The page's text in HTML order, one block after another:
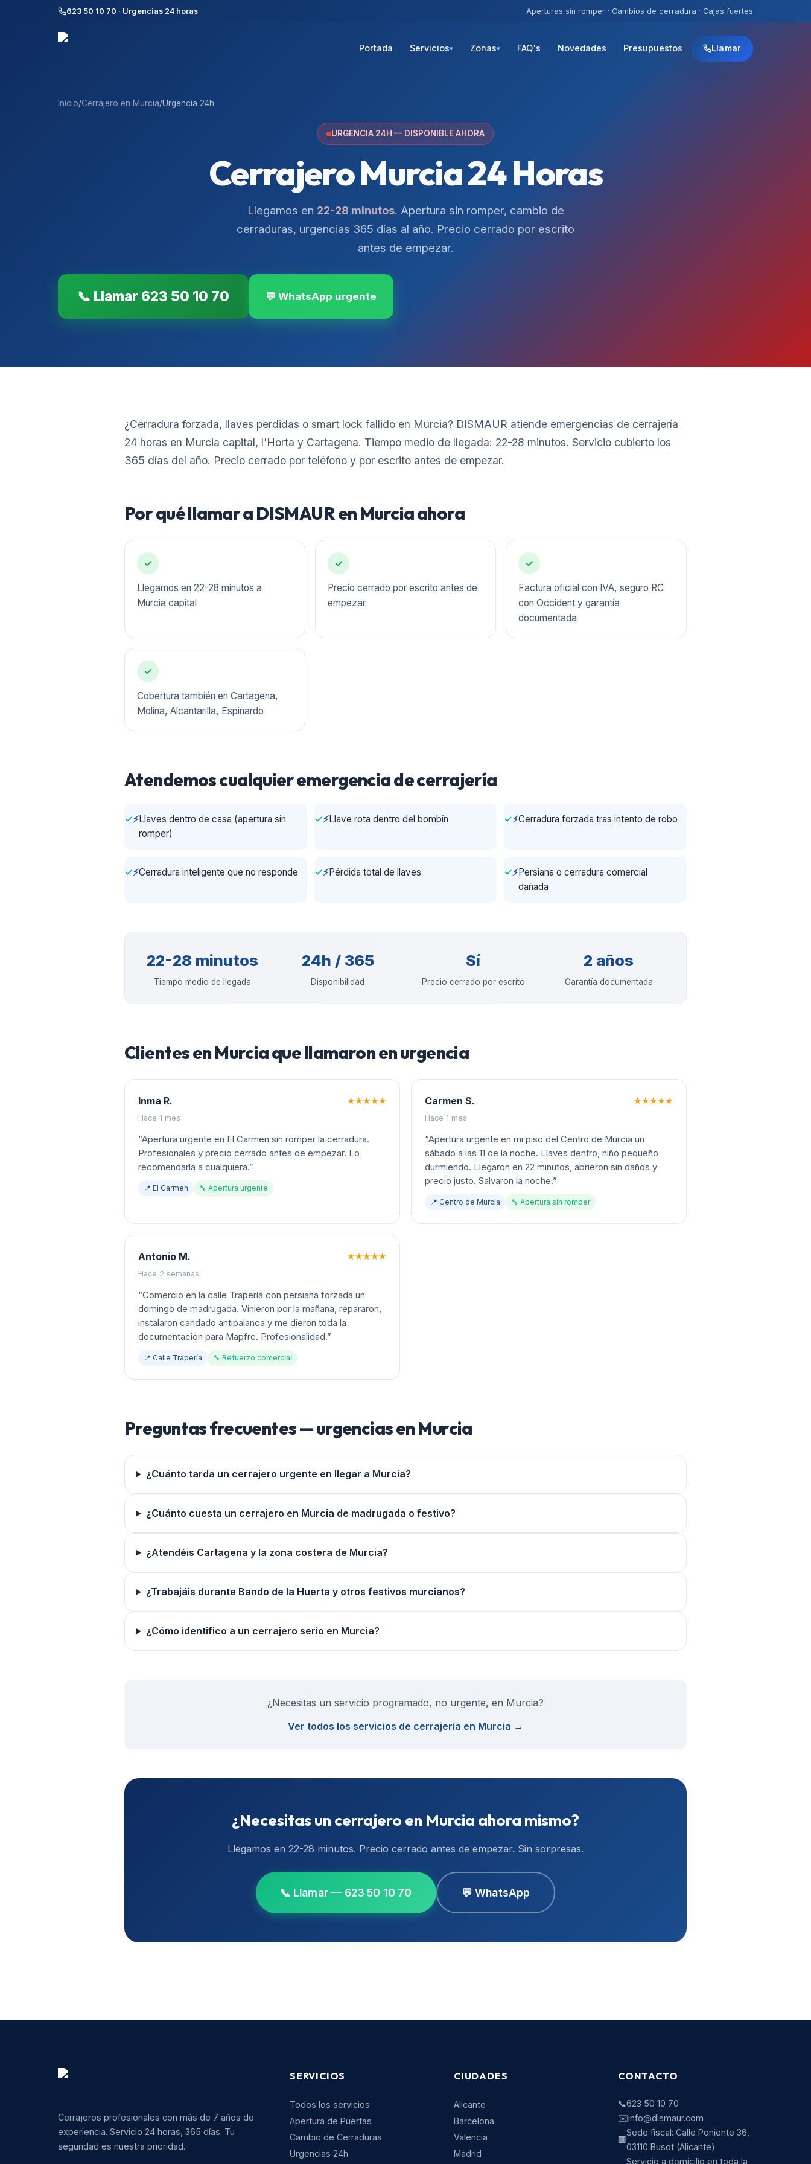
623 50 10 70 · Urgencias 24 horas Aperturas sin romper · Cambios de cerradura · Cajas fuertes
Portada Servicios▾ Zonas▾ FAQ's Novedades Presupuestos Llamar
Inicio/Cerrajero en Murcia/Urgencia 24h
URGENCIA 24H — DISPONIBLE AHORA
CerrajeroMurcia24 Horas
Llegamos en 22-28 minutos. Apertura sin romper, cambio de
cerraduras, urgencias 365 días al año. Precio cerrado por escrito
antes de empezar.
📞 Llamar 623 50 10 70 💬 WhatsApp urgente
¿Cerradura forzada, llaves perdidas o smart lock fallido en Murcia? DISMAUR atiende emergencias de cerrajería
24 horas en Murcia capital, l'Horta y Cartagena. Tiempo medio de llegada: 22-28 minutos. Servicio cubierto los
365 días del año. Precio cerrado por teléfono y por escrito antes de empezar.
Por qué llamar a DISMAUR enMurciaahora
✓
Llegamos en 22-28 minutos a
Murcia capital
✓
Precio cerrado por escrito antes de
empezar
✓
Factura oficial con IVA, seguro RC
con Occident y garantía
documentada
✓
Cobertura también en Cartagena,
Molina, Alcantarilla, Espinardo
Atendemos cualquier emergencia de cerrajería
⚡Llaves dentro de casa (apertura sin
romper)
⚡Llave rota dentro del bombín ⚡Cerradura forzada tras intento de robo
⚡Cerradura inteligente que no responde ⚡Pérdida total de llaves ⚡Persiana o cerradura comercial
dañada
22-28 minutos
Tiempo medio de llegada
24h / 365
Disponibilidad
Sí
Precio cerrado por escrito
2 años
Garantía documentada
Clientes enMurciaque llamaron en urgencia
Inma R.
Hace 1 mes
★★★★★
“Apertura urgente en El Carmen sin romper la cerradura.
Profesionales y precio cerrado antes de empezar. Lo
recomendaría a cualquiera.”
📍 El Carmen 🔧 Apertura urgente
Carmen S.
Hace 1 mes
★★★★★
“Apertura urgente en mi piso del Centro de Murcia un
sábado a las 11 de la noche. Llaves dentro, niño pequeño
durmiendo. Llegaron en 22 minutos, abrieron sin daños y
precio justo. Salvaron la noche.”
📍 Centro de Murcia 🔧 Apertura sin romper
Antonio M.
Hace 2 semanas
★★★★★
“Comercio en la calle Trapería con persiana forzada un
domingo de madrugada. Vinieron por la mañana, repararon,
instalaron candado antipalanca y me dieron toda la
documentación para Mapfre. Profesionalidad.”
📍 Calle Trapería 🔧 Refuerzo comercial
Preguntas frecuentes — urgencias enMurcia
¿Cuánto tarda un cerrajero urgente en llegar a Murcia?
¿Cuánto cuesta un cerrajero en Murcia de madrugada o festivo?
¿Atendéis Cartagena y la zona costera de Murcia?
¿Trabajáis durante Bando de la Huerta y otros festivos murcianos?
¿Cómo identifico a un cerrajero serio en Murcia?
¿Necesitas un servicio programado, no urgente, en Murcia?
Ver todos los servicios de cerrajería en Murcia →
¿Necesitas un cerrajero en Murcia ahora mismo?
Llegamos en 22-28 minutos. Precio cerrado antes de empezar. Sin sorpresas.
📞 Llamar — 623 50 10 70 💬 WhatsApp
Cerrajeros profesionales con más de 7 años de
experiencia. Servicio 24 horas, 365 días. Tu
seguridad es nuestra prioridad.
SERVICIOS
Todos los servicios
Apertura de Puertas
Cambio de Cerraduras
Urgencias 24h
CIUDADES
Alicante
Barcelona
Valencia
Madrid
CONTACTO
📞623 50 10 70
✉️info@dismaur.com
🏢
Sede fiscal: Calle Poniente 36
03110 Busot (Alicante)
Servicio a domicilio en toda la